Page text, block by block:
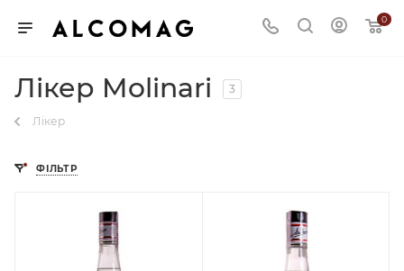
0
Лікер Molinari 3
Лікер
ФІЛЬТР